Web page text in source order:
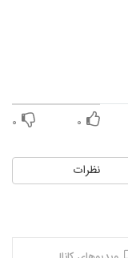
۰ ۰
نظرات